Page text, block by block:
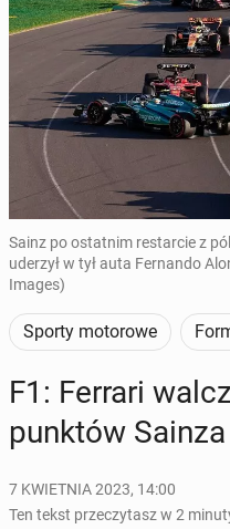
Sainz po ostatnim restarcie z
uderzył w tył auta Fernando
Images)
Sporty motorowe
F1: Ferrari
punktów
7 KWIETNIA 2023, 14:00
Ten tekst przeczytasz w 2